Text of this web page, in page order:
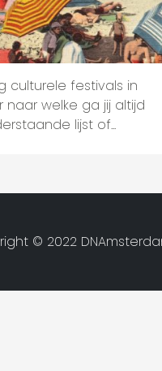
culturele festivals in
naar welke ga jij altijd
lijst of...
© 2022